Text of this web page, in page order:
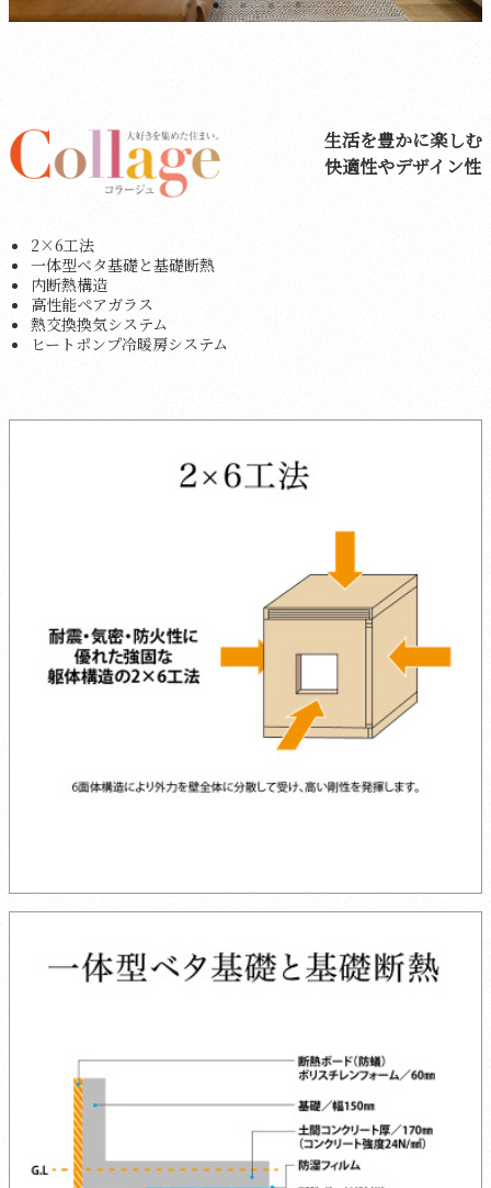
生活を豊かに楽しむ
快適性やデザイン性
2×6工法
一体型ベタ基礎と基礎断熱
内断熱構造
高性能ペアガラス
熱交換換気システム
ヒートポンプ冷暖房システム